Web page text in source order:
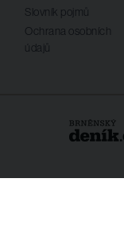
Slovník pojmů
Ochrana osobních
údajů